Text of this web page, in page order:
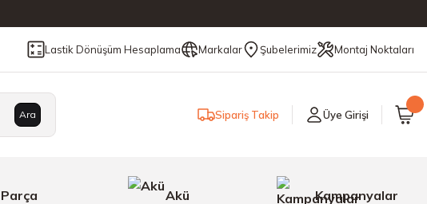
Lastik Dönüşüm Hesaplama Markalar Şubelerimiz Montaj Noktaları
Ara Sipariş Takip Üye Girişi
Akü Kampanyalar